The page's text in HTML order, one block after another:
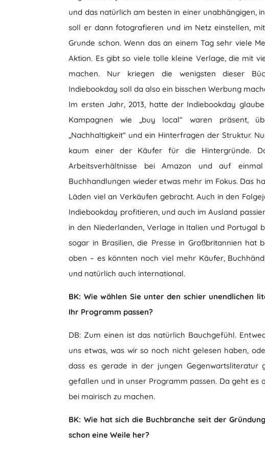
und das natürlich am besten in einer unabhängigen,
soll er dann fotografieren und im Netz einstellen,
Grunde schon. Wenn das an einem Tag sehr viele
Aktion. Es gibt so viele tolle kleine Verlage, die mit
machen. Nur kriegen die wenigsten dieser
Indiebookday soll da also ein bisschen Werbung
Im ersten Jahr, 2013, hatte der Indiebookday
Kampagnen wie „buy local“ waren präsent,
„Nachhaltigkeit“ und ein Hinterfragen der Struktur.
kaum einer der Käufer für die Hintergründe.
Arbeitsverhältnisse bei Amazon und auf
Buchhandlungen wieder etwas mehr im Fokus. Das
Läden viel an Verkäufen gebracht. Auch in den
Indiebookday profitieren, und auch im Ausland
in den Niederlanden, Verlage in Italien und Portugal
sogar in Brasilien, die Presse in Großbritannien hat
oben – es könnten noch viel mehr Käufer,
und natürlich auch international.
BK: Wie wählen Sie unter den schier unendlichen
Ihr Programm passen?
DB: Zum einen ist das natürlich Bauchgefühl.
uns etwas, was wir so noch nicht gelesen haben,
dass es gerade in der jungen
gefallen und in unser Programm passen. Da geht es
bei mairisch zu machen.
BK: Wie hat sich die Buchbranche seit der
schon eine Weile her?